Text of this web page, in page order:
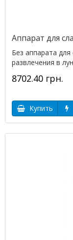
Аппарат для
Без аппарата
развлечения в
8702.40 грн.
Купить